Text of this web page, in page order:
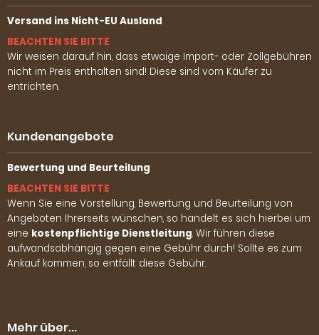
Versand ins Nicht-EU Ausland
BEACHTEN SIE BITTE
Wir weisen darauf hin, dass etwaige Import- oder Zollgebühren
nicht im Preis enthalten sind! Diese sind vom Käufer zu
entrichten.
Kundenangebote
Bewertung und Beurteilung
BEACHTEN SIE BITTE
Wenn Sie eine Vorstellung, Bewertung und Beurteilung von
Angeboten Ihrerseits wünschen, so handelt es sich hierbei um
eine kostenpflichtige Dienstleitung. Wir führen diese
aufwandsabhängig gegen eine Gebühr durch! Sollte es zum
Ankauf kommen, so entfällt diese Gebühr.
Mehr über...